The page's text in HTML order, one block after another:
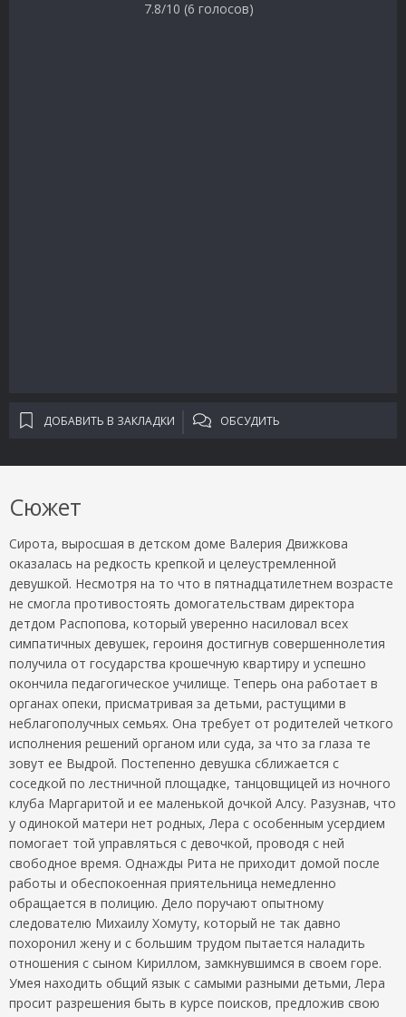
7.8/10 (6 голосов)
ДОБАВИТЬ В ЗАКЛАДКИ ОБСУДИТЬ
Сюжет
Сирота, выросшая в детском доме Валерия Движкова
оказалась на редкость крепкой и целеустремленной
девушкой. Несмотря на то что в пятнадцатилетнем возрасте
не смогла противостоять домогательствам директора
детдом Распопова, который уверенно насиловал всех
симпатичных девушек, героиня достигнув совершеннолетия
получила от государства крошечную квартиру и успешно
окончила педагогическое училище. Теперь она работает в
органах опеки, присматривая за детьми, растущими в
неблагополучных семьях. Она требует от родителей четкого
исполнения решений органом или суда, за что за глаза те
зовут ее Выдрой. Постепенно девушка сближается с
соседкой по лестничной площадке, танцовщицей из ночного
клуба Маргаритой и ее маленькой дочкой Алсу. Разузнав, что
у одинокой матери нет родных, Лера с особенным усердием
помогает той управляться с девочкой, проводя с ней
свободное время. Однажды Рита не приходит домой после
работы и обеспокоенная приятельница немедленно
обращается в полицию. Дело поручают опытному
следователю Михаилу Хомуту, который не так давно
похоронил жену и с большим трудом пытается наладить
отношения с сыном Кириллом, замкнувшимся в своем горе.
Умея находить общий язык с самыми разными детьми, Лера
просит разрешения быть в курсе поисков, предложив свою